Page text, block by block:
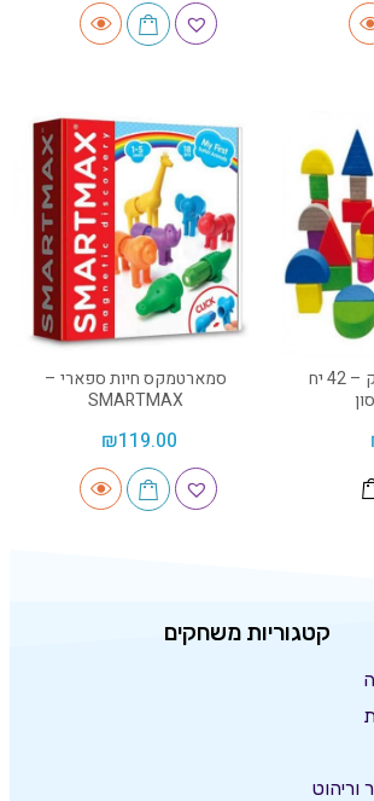
סט קוביות רכות ענק – 42 יח
סמארטמקס חיות ספארי –
SMARTMAX
₪119.00
קטגוריות משחקים
וריהוט